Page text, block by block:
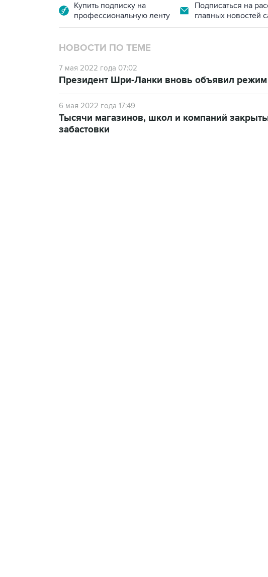
Купить подписку на
профессиональную ленту
Подписаться на
главных новостей
НОВОСТИ ПО ТЕМЕ
7 мая 2022 года 07:02
Президент Шри-Ланки вновь объявил
6 мая 2022 года 17:49
Тысячи магазинов, школ и компаний
забастовки